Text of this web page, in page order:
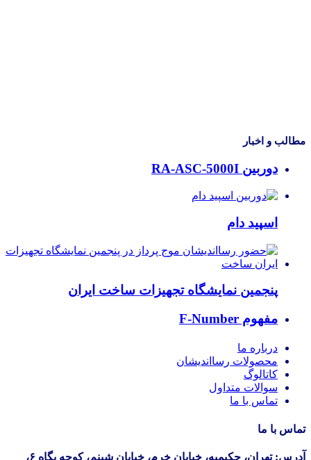
مطالب و اخبار
دوربین RA-ASC-5000I
اسپید دام
پنجمین نمایشگاه تجهیزات ساخت ایران
مفهوم F-Number
درباره ما
محصولات رسااندیشان
کاتالوگ
سوالات متداول
تماس با ما
تماس با ما
آدرس: تهران، حکیمیه، خیابان خرم، خیابان شبنم، کوچه پگاه ۶،